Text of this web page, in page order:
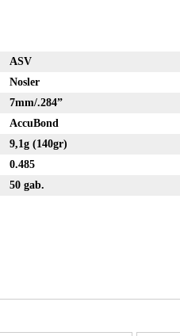
ASV
Nosler
7mm/.284”
AccuBond
9,1g (140gr)
0.485
50 gab.